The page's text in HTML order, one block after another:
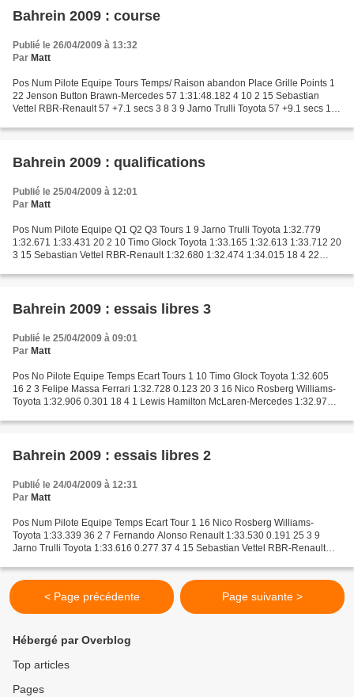
Bahrein 2009 : course
Publié le 26/04/2009 à 13:32
Par Matt
Pos Num Pilote Equipe Tours Temps/ Raison abandon Place Grille Points 1
22 Jenson Button Brawn-Mercedes 57 1:31:48.182 4 10 2 15 Sebastian
Vettel RBR-Renault 57 +7.1 secs 3 8 3 9 Jarno Trulli Toyota 57 +9.1 secs 1 6
Bahrein 2009 : qualifications
Publié le 25/04/2009 à 12:01
Par Matt
Pos Num Pilote Equipe Q1 Q2 Q3 Tours 1 9 Jarno Trulli Toyota 1:32.779
1:32.671 1:33.431 20 2 10 Timo Glock Toyota 1:33.165 1:32.613 1:33.712 20
3 15 Sebastian Vettel RBR-Renault 1:32.680 1:32.474 1:34.015 18 4 22
Bahrein 2009 : essais libres 3
Publié le 25/04/2009 à 09:01
Par Matt
Pos No Pilote Equipe Temps Ecart Tours 1 10 Timo Glock Toyota 1:32.605
16 2 3 Felipe Massa Ferrari 1:32.728 0.123 20 3 16 Nico Rosberg Williams-
Toyota 1:32.906 0.301 18 4 1 Lewis Hamilton McLaren-Mercedes 1:32.975
Bahrein 2009 : essais libres 2
Publié le 24/04/2009 à 12:31
Par Matt
Pos Num Pilote Equipe Temps Ecart Tour 1 16 Nico Rosberg Williams-
Toyota 1:33.339 36 2 7 Fernando Alonso Renault 1:33.530 0.191 25 3 9
Jarno Trulli Toyota 1:33.616 0.277 37 4 15 Sebastian Vettel RBR-Renault
< Page précédente Page suivante >
Hébergé par Overblog
Top articles
Pages